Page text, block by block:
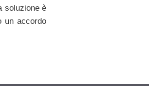
soluzione è
un accordo